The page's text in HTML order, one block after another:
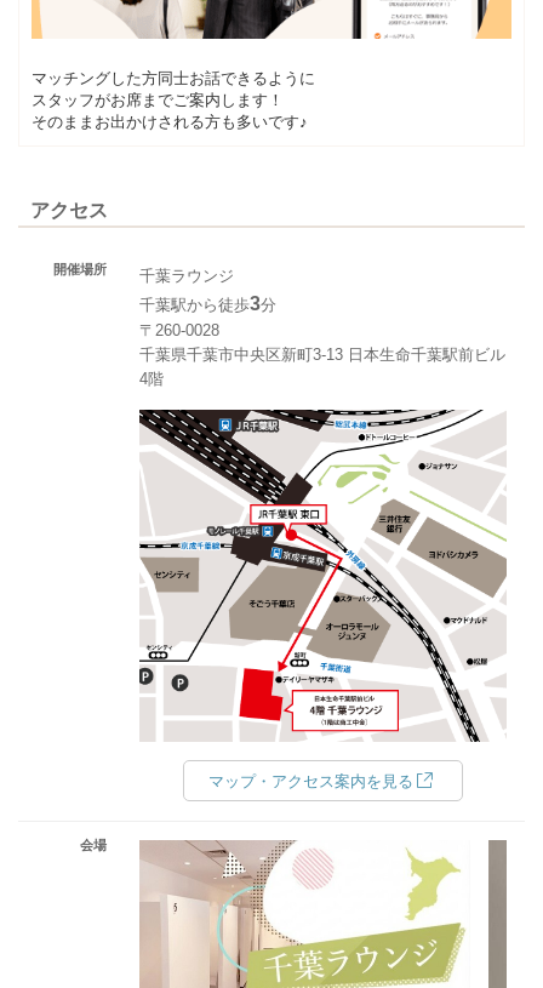
マッチングした方同士お話できるように
スタッフがお席までご案内します！
そのままお出かけされる方も多いです♪
アクセス
開催場所
千葉ラウンジ
千葉駅から徒歩3分
〒260-0028
千葉県千葉市中央区新町3-13 日本生命千葉駅前ビル
4階
マップ・アクセス案内を見る
会場